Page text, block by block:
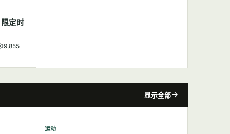
定时
9,855
显示全部
运动